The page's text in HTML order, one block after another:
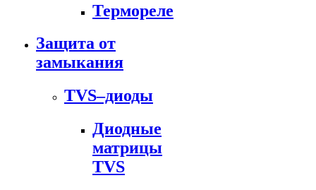
Термореле
Защита от
замыкания
TVS–диоды
Диодные
матрицы
TVS